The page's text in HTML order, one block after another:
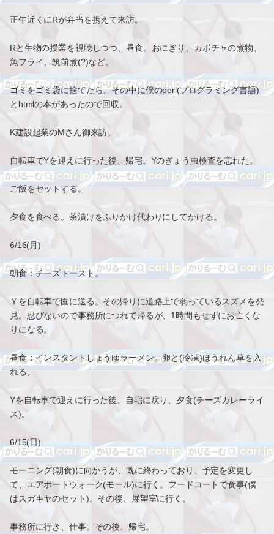
正午近くにRが弁当を携えて来訪。
Rと生物の授業を視聴しつつ、昼食。おにぎり、カボチャの煮物、
魚フライ、筑前煮(?)など。
ゴミをゴミ袋に捨てたら、その中に僕のperl(プログラミング言語)
とhtmlの本があったので回収。
K建設起業のMさん御来訪。
自転車でYを迎えに行った後、帰宅。Yのぎょう虫検査を忘れた。
ご飯をセットする。
夕食を食べる。茶漬けをふりかけ代わりにしてかける。
6/16(月)
朝食：チーズトースト。
Ｙを自転車で園に送る。その帰りに道路上で弱っているスズメを発
見。忍びないので事務所につれて帰るが、1時間もせずにお亡くな
りになる。
昼食：インスタントしょうゆラーメン。卵と(冷凍)ほうれん草を入
れる。
Yを自転車で迎えに行った後、自宅に戻り、夕食(チーズカレーライ
ス)。
6/15(日)
モーニング(朝食)に向かうが、既に終わっており、予定を変更し
て、エアポートウォーク(モール)に行く。フードコートで食事(僕
はスガキヤのセット)。その後、展望室に行く。
事務所に行き、仕事。その後、帰宅。